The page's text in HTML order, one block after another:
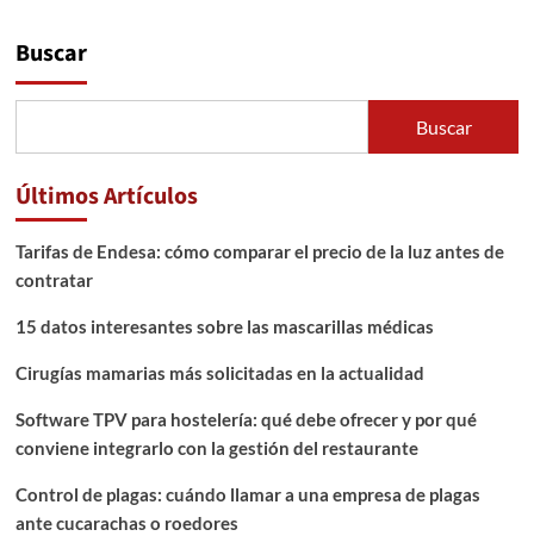
Buscar
Buscar
Últimos Artículos
Tarifas de Endesa: cómo comparar el precio de la luz antes de
contratar
15 datos interesantes sobre las mascarillas médicas
Cirugías mamarias más solicitadas en la actualidad
Software TPV para hostelería: qué debe ofrecer y por qué
conviene integrarlo con la gestión del restaurante
Control de plagas: cuándo llamar a una empresa de plagas
ante cucarachas o roedores